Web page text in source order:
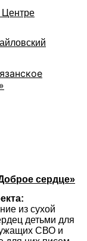
Центре
сердце»
из сухой
детьми для
СВО и